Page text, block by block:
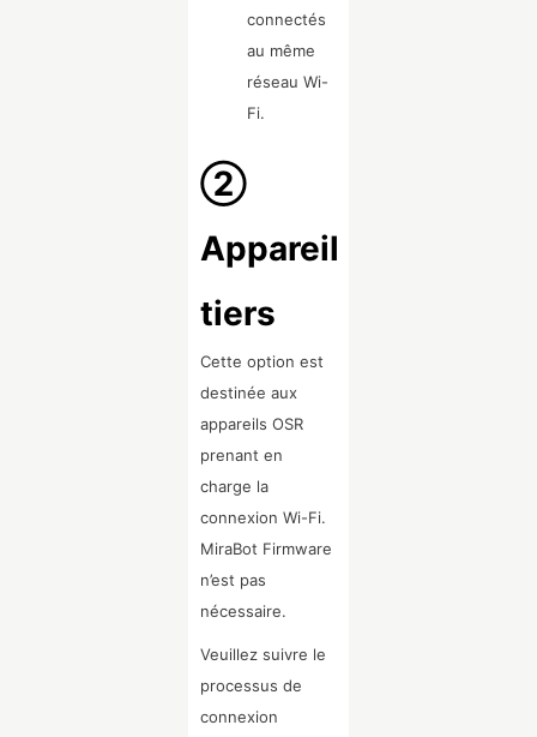
connectés
au même
réseau Wi-
Fi.
②
Appareil
tiers
Cette option est
destinée aux
appareils OSR
prenant en
charge la
connexion Wi-Fi.
MiraBot Firmware
n’est pas
nécessaire.
Veuillez suivre le
processus de
connexion